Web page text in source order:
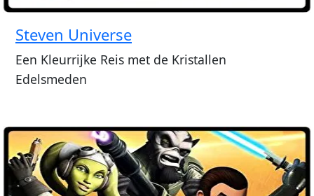
Steven Universe
Een Kleurrijke Reis met de Kristallen
Edelsmeden